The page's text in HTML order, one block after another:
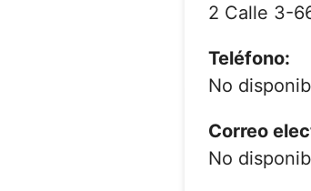
2 Calle 3-
Teléfono:
No
Correo
No